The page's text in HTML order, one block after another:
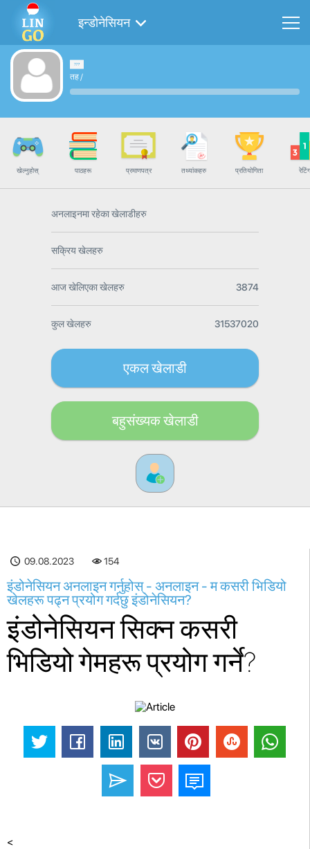
इन्डोनेसियन
तह/
खेल्नुहोस् पाठहरू प्रमाणपत्र तथ्यांकहरु प्रतियोगिता रेटिंग
अनलाइनमा रहेका खेलाडीहरु
सक्रिय खेलहरु
आज खेलिएका खेलहरु 3874
कुल खेलहरु 31537020
एकल खेलाडी
बहुसंख्यक खेलाडी
09.08.2023 154
इंडोनेसियन अनलाइन गर्नुहोस् - अनलाइन - म कसरी भिडियो
खेलहरू पढ्न प्रयोग गर्दछु इंडोनेसियन?
इंडोनेसियन सिक्न कसरी
भिडियो गेमहरू प्रयोग गर्ने?
<